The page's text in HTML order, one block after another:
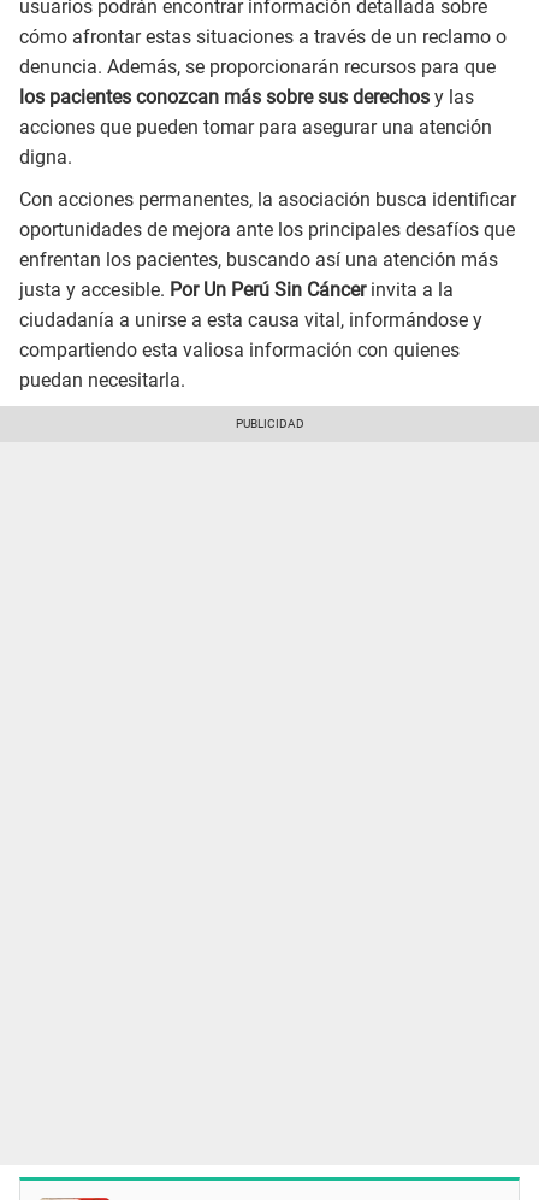
usuarios podrán encontrar información detallada sobre
cómo afrontar estas situaciones a través de un reclamo o
denuncia. Además, se proporcionarán recursos para que
los pacientes conozcan más sobre sus derechos y las
acciones que pueden tomar para asegurar una atención
digna.
Con acciones permanentes, la asociación busca identificar
oportunidades de mejora ante los principales desafíos que
enfrentan los pacientes, buscando así una atención más
justa y accesible. Por Un Perú Sin Cáncerinvita a la
ciudadanía a unirse a esta causa vital, informándose y
compartiendo esta valiosa información con quienes
puedan necesitarla.